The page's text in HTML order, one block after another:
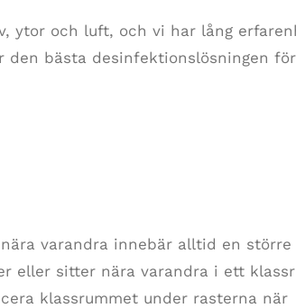
ytor och luft, och vi har lång
bästa desinfektionslösningen
varandra innebär alltid en större
eller sitter nära varandra i ett
klassrummet under rasterna när